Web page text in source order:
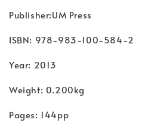
Publisher:UM Press
ISBN: 978-983-100-584-2
Year: 2013
Weight: 0.200kg
Pages: 144pp